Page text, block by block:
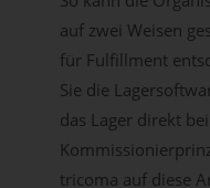
auf zwei Weisen
für Fulfillment
Sie die
das Lager direkt
tricoma auf diese